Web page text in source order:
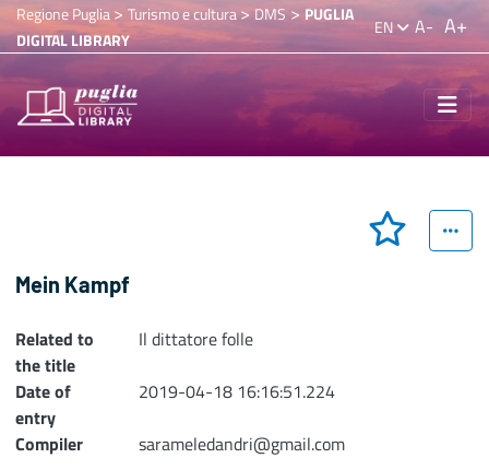
Regione Puglia> Turismo e cultura>DMS > PUGLIA
DIGITAL LIBRARY
EN A- A+
Mein Kampf
Related to
the title
Il dittatore folle
Date of
entry
2019-04-18 16:16:51.224
Compiler
sarameledandri@gmail.com